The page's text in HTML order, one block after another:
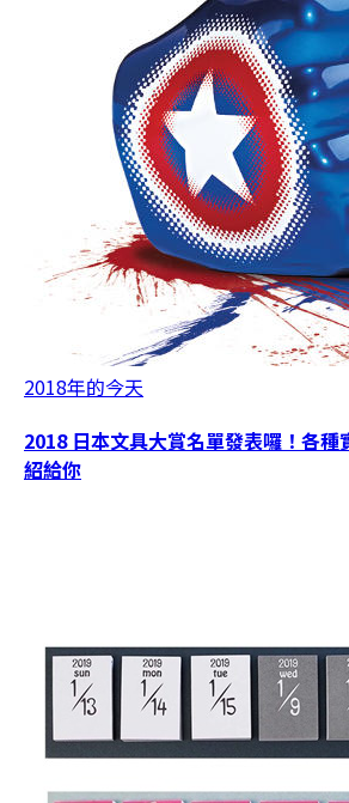
2018年的今天
2018 日本文具大賞名單發表囉！各種
紹給你